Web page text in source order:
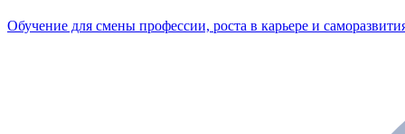
Обучение для смены профессии, роста в карьере и